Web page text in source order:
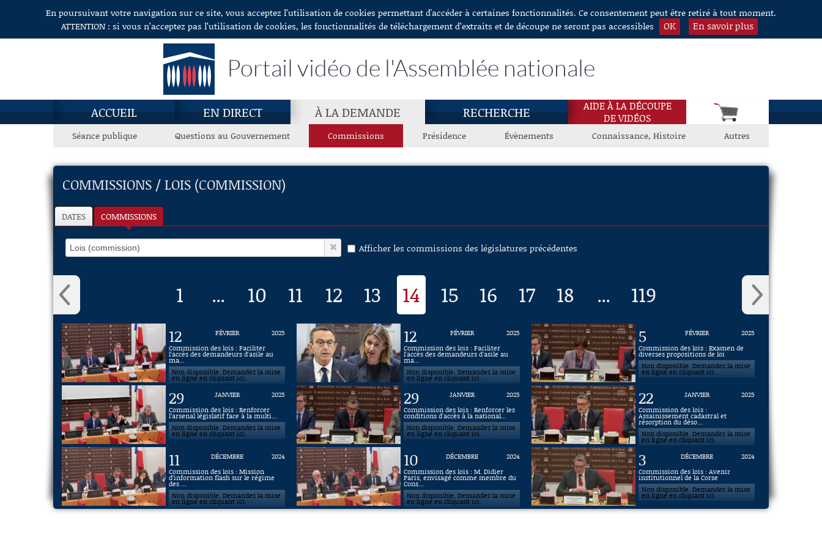
Aller au contenuEn poursuivant votre navigation sur ce site, vous acceptez l’utilisation de cookies permettant d'accéder à certaines fonctionnalités. Ce consentement peut être retiré à tout moment.
ATTENTION : si vous n’acceptez pas l’utilisation de cookies, les fonctionnalités de téléchargement d’extraits et de découpe ne seront pas accessibles
OK En savoir plus
Portail vidéo de l'Assemblée nationale
ACCUEIL EN DIRECT À LA DEMANDE RECHERCHE
AIDE À LA DÉCOUPE
DE VIDÉOS
Séance publique Questions au Gouvernement Commissions Présidence Évènements Connaissance, Histoire Autres
COMMISSIONS / LOIS (COMMISSION)
DATES COMMISSIONS
Afficher les commissions des législatures précédentes
1 ... 10 11 12 13 14 15 16 17 18 ... 119
12 FÉVRIER
2025
Commission des lois : Faciliter
l'accès des demandeurs d'asile au
ma...
Non disponible. Demandez la mise
en ligne en cliquant ici.
12 FÉVRIER
2025
Commission des lois : Faciliter
l'accès des demandeurs d'asile au
ma...
Non disponible. Demandez la mise
en ligne en cliquant ici.
5 FÉVRIER
2025
Commission des lois : Examen de
diverses propositions de loi
Non disponible. Demandez la mise
en ligne en cliquant ici.
29 JANVIER
2025
Commission des lois : Renforcer
l’arsenal législatif face à la multi...
Non disponible. Demandez la mise
en ligne en cliquant ici.
29 JANVIER
2025
Commission des lois : Renforcer les
conditions d'accès à la national...
Non disponible. Demandez la mise
en ligne en cliquant ici.
22 JANVIER
2025
Commission des lois :
Assainissement cadastral et
résorption du déso...
Non disponible. Demandez la mise
en ligne en cliquant ici.
11 DÉCEMBRE
2024
Commission des lois : Mission
d’information flash sur le régime
des ...
Non disponible. Demandez la mise
en ligne en cliquant ici.
10 DÉCEMBRE
2024
Commission des lois : M. Didier
Paris, envisagé comme membre du
Cons...
Non disponible. Demandez la mise
en ligne en cliquant ici.
3 DÉCEMBRE
2024
Commission des lois : Avenir
institutionnel de la Corse
Non disponible. Demandez la mise
en ligne en cliquant ici.